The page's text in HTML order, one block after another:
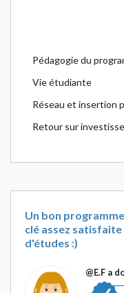
Pédagogie du
Vie étudiante
Réseau et insertion
Retour sur
Un bon
clé assez
d'études :)
@E.F a